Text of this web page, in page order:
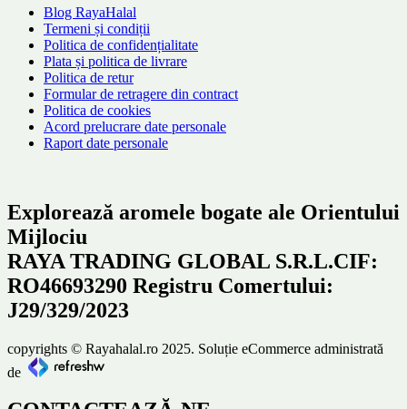
Blog RayaHalal
Termeni și condiții
Politica de confidențialitate
Plata și politica de livrare
Politica de retur
Formular de retragere din contract
Politica de cookies
Acord prelucrare date personale
Raport date personale
Explorează aromele bogate ale Orientului
Mijlociu
RAYA TRADING GLOBAL S.R.L.CIF:
RO46693290 Registru Comertului:
J29/329/2023
copyrights © Rayahalal.ro 2025. Soluție eCommerce administrată
de